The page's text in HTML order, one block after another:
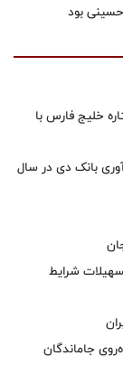
بود
ستاره خلیج فارس با
بانک دی در سال
شرایط
جاماندگان